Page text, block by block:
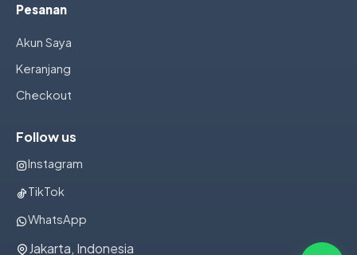
Pesanan
Akun Saya
Keranjang
Checkout
Follow us
Instagram
TikTok
WhatsApp
Jakarta, Indonesia